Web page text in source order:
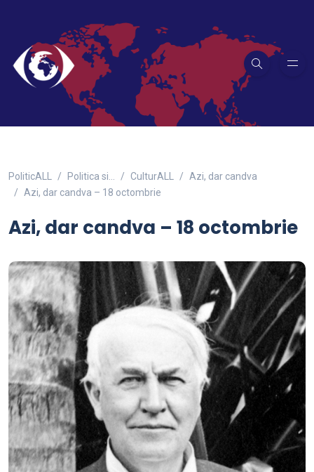
PoliticALL Politica si… CulturALL
Azi, dar candva
Azi, dar candva – 18 octombrie
Azi, dar candva – 18 octombrie